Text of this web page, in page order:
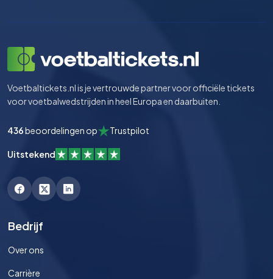
Voetbaltickets.nl is je vertrouwde partner voor officiële tickets
voor voetbalwedstrijden in heel Europa en daarbuiten.
436beoordelingen op Trustpilot
Uitstekend
Bedrijf
Over ons
Carrière